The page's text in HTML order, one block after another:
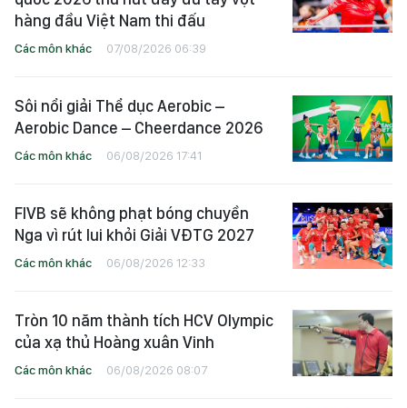
hàng đầu Việt Nam thi đấu
Các môn khác 07/08/2026 06:39
Sôi nổi giải Thể dục Aerobic –
Aerobic Dance – Cheerdance 2026
Các môn khác 06/08/2026 17:41
FIVB sẽ không phạt bóng chuyền
Nga vì rút lui khỏi Giải VĐTG 2027
Các môn khác 06/08/2026 12:33
Tròn 10 năm thành tích HCV Olympic
của xạ thủ Hoàng xuân Vinh
Các môn khác 06/08/2026 08:07